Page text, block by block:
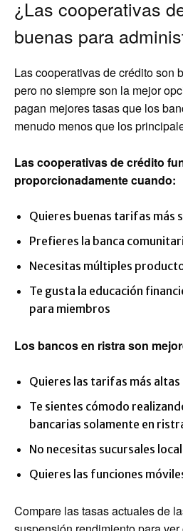
¿Las cooperativas
buenas para
Las cooperativas de crédito son
pero no siempre son la mejor
pagan mejores tasas que los
menudo menos que los
Las cooperativas de crédito
proporcionadamente cuando:
Quieres buenas tarifas más
Prefieres la banca
Necesitas múltiples
Te gusta la educación
para miembros
Los bancos en ristra son
Quieres las tarifas más altas
Te sientes cómodo
bancarias solamente en
No necesitas sucursales
Quieres las funciones
Compare las tasas actuales de